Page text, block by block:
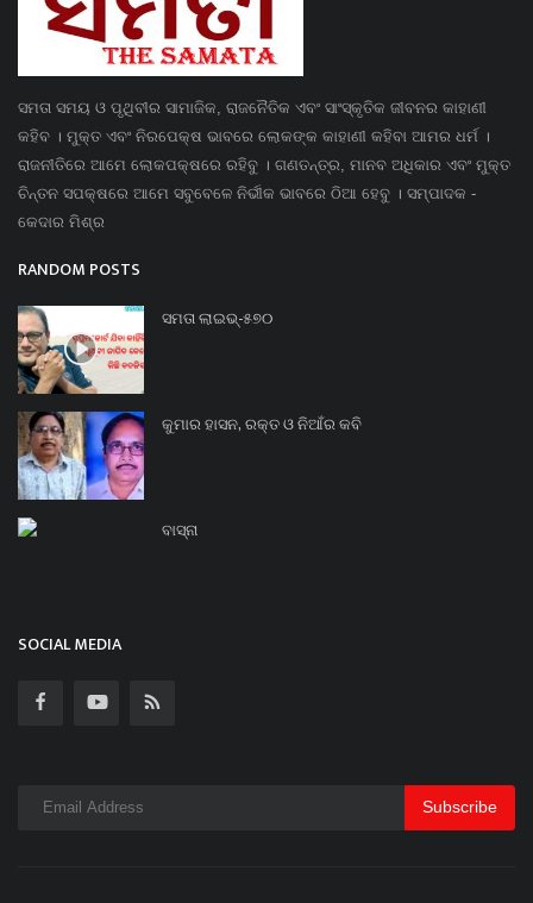
ସମତା ସମୟ ଓ ପୃଥିବୀର ସାମାଜିକ, ରାଜନୈତିକ ଏବଂ ସାଂସ୍କୃତିକ ଜୀବନର କାହାଣୀ
କହିବ । ମୁକ୍ତ ଏବଂ ନିରପେକ୍ଷ ଭାବରେ ଲୋକଙ୍କ କାହାଣୀ କହିବା ଆମର ଧର୍ମ ।
ରାଜନୀତିରେ ଆମେ ଲୋକପକ୍ଷରେ ରହିବୁ । ଗଣତନ୍ତ୍ର, ମାନବ ଅଧିକାର ଏବଂ ମୁକ୍ତ
ଚିନ୍ତନ ସପକ୍ଷରେ ଆମେ ସବୁବେଳେ ନିର୍ଭୀକ ଭାବରେ ଠିଆ ହେବୁ । ସମ୍ପାଦକ -
କେଦାର ମିଶ୍ର
RANDOM POSTS
ସମତା ଲାଇଭ୍-୫୭୦
କୁମାର ହାସନ, ରକ୍ତ ଓ ନିଆଁର କବି
ବାସ୍ନା
SOCIAL MEDIA
Subscribe